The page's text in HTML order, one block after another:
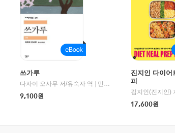
|
교보문고
쓰가루
다자이 오사무 저/유숙자 역
민음사
9,100원
진지인 다이어
피
김지인(진지인)
17,600원